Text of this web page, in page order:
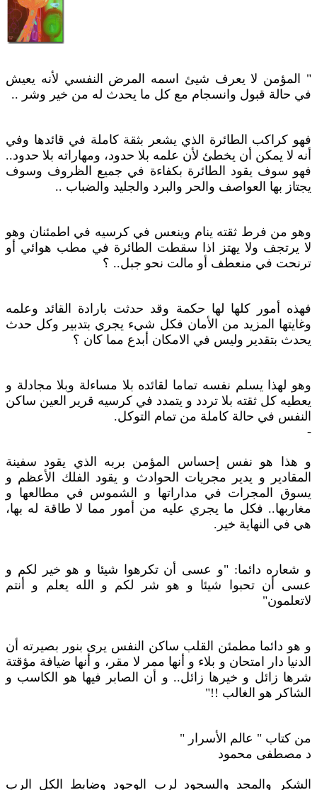
" المؤمن لا يعرف شيئ اسمه المرض النفسي لأنه يعيش
في حالة قبول وانسجام مع كل ما يحدث له من خير وشر ..
فهو كراكب الطائرة الذي يشعر بثقة كاملة في قائدها وفي
أنه لا يمكن أن يخطئ لأن علمه بلا حدود، ومهاراته بلا حدود..
فهو سوف يقود الطائرة بكفاءة في جميع الظروف وسوف
يجتاز بها العواصف والحر والبرد والجليد والضباب ..
وهو من فرط ثقته ينام وينعس في كرسيه في اطمئنان وهو
لا يرتجف ولا يهتز اذا سقطت الطائرة في مطب هوائي أو
ترنحت في منعطف أو مالت نحو جبل.. ؟
فهذه أمور كلها لها حكمة وقد حدثت بارادة القائد وعلمه
وغايتها المزيد من الأمان فكل شيء يجري بتدبير وكل حدث
يحدث بتقدير وليس في الامكان أبدع مما كان ؟
وهو لهذا يسلم نفسه تماما لقائده بلا مساءلة وبلا مجادلة و
يعطيه كل ثقته بلا تردد و يتمدد في كرسيه قرير العين ساكن
النفس في حالة كاملة من تمام التوكل.
-
و هذا هو نفس إحساس المؤمن بربه الذي يقود سفينة
المقادير و يدير مجريات الحوادث و يقود الفلك الأعظم و
يسوق المجرات في مداراتها و الشموس في مطالعها و
مغاربها.. فكل ما يجري عليه من أمور مما لا طاقة له بها،
هي في النهاية خير.
و شعاره دائما: "و عسى أن تكرهوا شيئا و هو خير لكم و
عسى أن تحبوا شيئا و هو شر لكم و الله يعلم و أنتم
لاتعلمون"
و هو دائما مطمئن القلب ساكن النفس يرى بنور بصيرته أن
الدنيا دار امتحان و بلاء و أنها ممر لا مقر، و أنها ضيافة مؤقتة
شرها زائل و خيرها زائل.. و أن الصابر فيها هو الكاسب و
الشاكر هو الغالب !!"
من كتاب " عالم الأسرار "
د مصطفى محمود
الشكر والمجد والسجود لرب الوجود وضابط الكل الرب